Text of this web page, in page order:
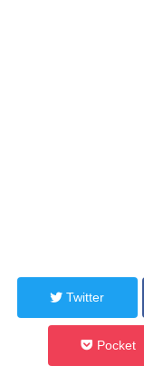
Twitter
Pocket